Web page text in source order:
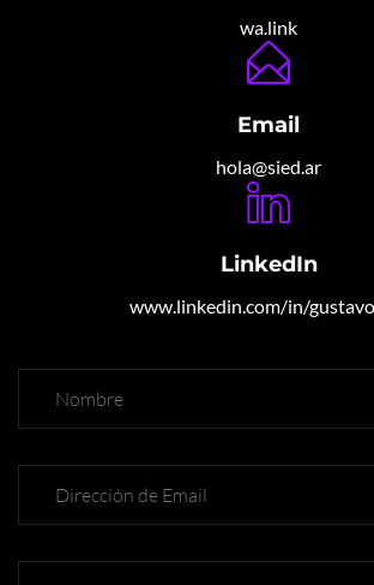
wa.link
Email
hola@sied.ar
LinkedIn
www.linkedin.com/in/